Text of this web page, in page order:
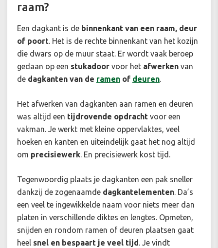
raam?
Een dagkant is de binnenkant van een raam, deur
of poort. Het is de rechte binnenkant van het kozijn
die dwars op de muur staat. Er wordt vaak beroep
gedaan op een stukadoor voor het afwerken van
de dagkanten van de ramen of deuren.
Het afwerken van dagkanten aan ramen en deuren
was altijd een tijdrovende opdracht voor een
vakman. Je werkt met kleine oppervlaktes, veel
hoeken en kanten en uiteindelijk gaat het nog altijd
om precisiewerk. En precisiewerk kost tijd.
Tegenwoordig plaats je dagkanten een pak sneller
dankzij de zogenaamde dagkantelementen. Da’s
een veel te ingewikkelde naam voor niets meer dan
platen in verschillende diktes en lengtes. Opmeten,
snijden en rondom ramen of deuren plaatsen gaat
heel snel en bespaart je veel tijd. Je vindt